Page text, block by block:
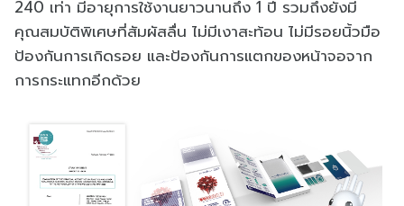
240 เท่า มีอายุการใช้งานยาวนานถึง 1 ปี รวมถึงยังมี
คุณสมบัติพิเศษที่สัมผัสลื่น ไม่มีเงาสะท้อน ไม่มีรอยนิ้วมือ
ป้องกันการเกิดรอย และป้องกันการแตกของหน้าจอจาก
การกระแทกอีกด้วย